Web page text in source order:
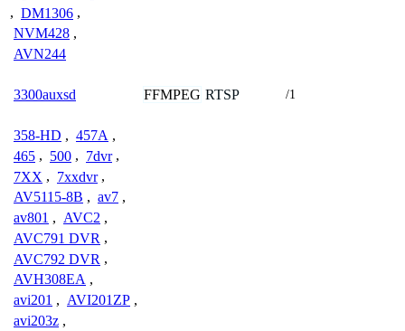
, DM1306 ,
NVM428 ,
AVN244
3300auxsd FFMPEG RTSP /1
358-HD , 457A ,
465 , 500 , 7dvr ,
7XX , 7xxdvr ,
AV5115-8B , av7 ,
av801 , AVC2 ,
AVC791 DVR ,
AVC792 DVR ,
AVH308EA ,
avi201 , AVI201ZP ,
avi203z ,